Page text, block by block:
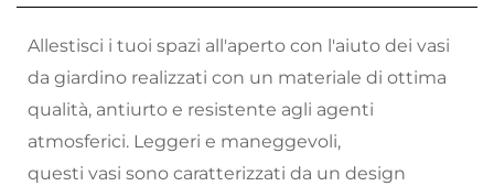
Allestisci i tuoi spazi all'aperto con l'aiuto dei vasi
da giardino realizzati con un materiale di ottima
qualità, antiurto e resistente agli agenti
atmosferici. Leggeri e maneggevoli,
questi vasi sono caratterizzati da un design